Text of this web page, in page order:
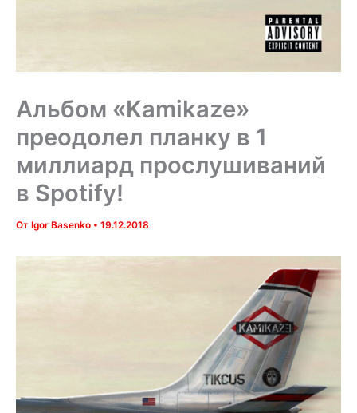
Альбом «Kamikaze»
преодолел планку в 1
миллиард прослушиваний
в Spotify!
От Igor Basenko • 19.12.2018